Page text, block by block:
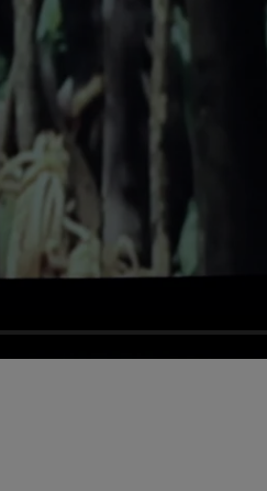
de l’UQAM
les œuvres en solo, en
education